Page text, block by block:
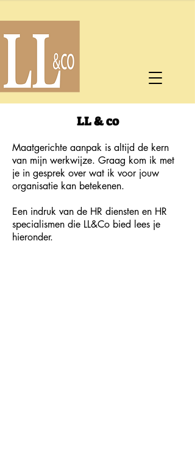
LL & co
Maatgerichte aanpak is altijd de kern
van mijn werkwijze. Graag kom ik met
je in gesprek over wat ik voor jouw
organisatie kan betekenen.
Een indruk van de HR diensten en HR
specialismen die LL&Co bied lees je
hieronder.